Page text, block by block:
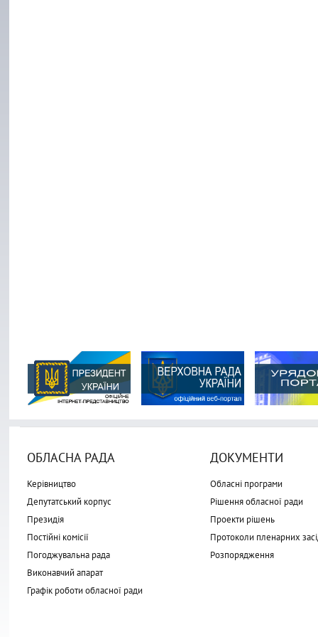
ОБЛАСНА РАДА
Керівництво
Депутатський корпус
Президія
Постійні комісії
Погоджувальна рада
Виконавчий апарат
Графік роботи обласної ради
ДОКУМЕНТИ
Обласні програми
Рішення обласної ради
Проекти рішень
Протоколи пленарних
Розпорядження